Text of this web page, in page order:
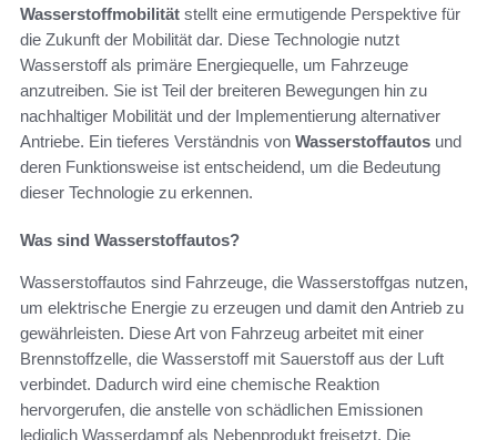
Wasserstoffmobilität stellt eine ermutigende Perspektive für
die Zukunft der Mobilität dar. Diese Technologie nutzt
Wasserstoff als primäre Energiequelle, um Fahrzeuge
anzutreiben. Sie ist Teil der breiteren Bewegungen hin zu
nachhaltiger Mobilität und der Implementierung alternativer
Antriebe. Ein tieferes Verständnis von Wasserstoffautos und
deren Funktionsweise ist entscheidend, um die Bedeutung
dieser Technologie zu erkennen.
Was sind Wasserstoffautos?
Wasserstoffautos sind Fahrzeuge, die Wasserstoffgas nutzen,
um elektrische Energie zu erzeugen und damit den Antrieb zu
gewährleisten. Diese Art von Fahrzeug arbeitet mit einer
Brennstoffzelle, die Wasserstoff mit Sauerstoff aus der Luft
verbindet. Dadurch wird eine chemische Reaktion
hervorgerufen, die anstelle von schädlichen Emissionen
lediglich Wasserdampf als Nebenprodukt freisetzt. Die